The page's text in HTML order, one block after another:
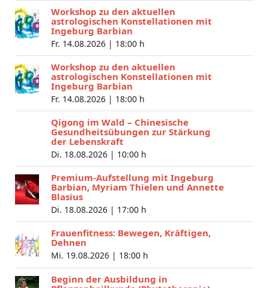
Workshop zu den aktuellen
astrologischen Konstellationen mit
Ingeburg Barbian
Fr. 14.08.2026 | 18:00 h
Workshop zu den aktuellen
astrologischen Konstellationen mit
Ingeburg Barbian
Fr. 14.08.2026 | 18:00 h
Qigong im Wald – Chinesische
Gesundheitsübungen zur Stärkung
der Lebenskraft
Di. 18.08.2026 | 10:00 h
Premium-Aufstellung mit Ingeburg
Barbian, Myriam Thielen und Annette
Blasius
Di. 18.08.2026 | 17:00 h
Frauenfitness: Bewegen, Kräftigen,
Dehnen
Mi. 19.08.2026 | 18:00 h
Beginn der Ausbildung in